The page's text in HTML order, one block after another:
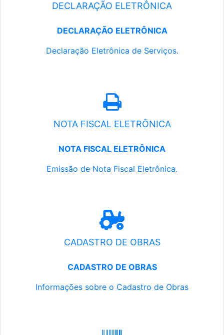
DECLARAÇÃO ELETRÔNICA
DECLARAÇÃO ELETRÔNICA
Declaração Eletrônica de Serviços.
NOTA FISCAL ELETRÔNICA
NOTA FISCAL ELETRÔNICA
Emissão de Nota Fiscal Eletrônica.
CADASTRO DE OBRAS
CADASTRO DE OBRAS
Informações sobre o Cadastro de Obras